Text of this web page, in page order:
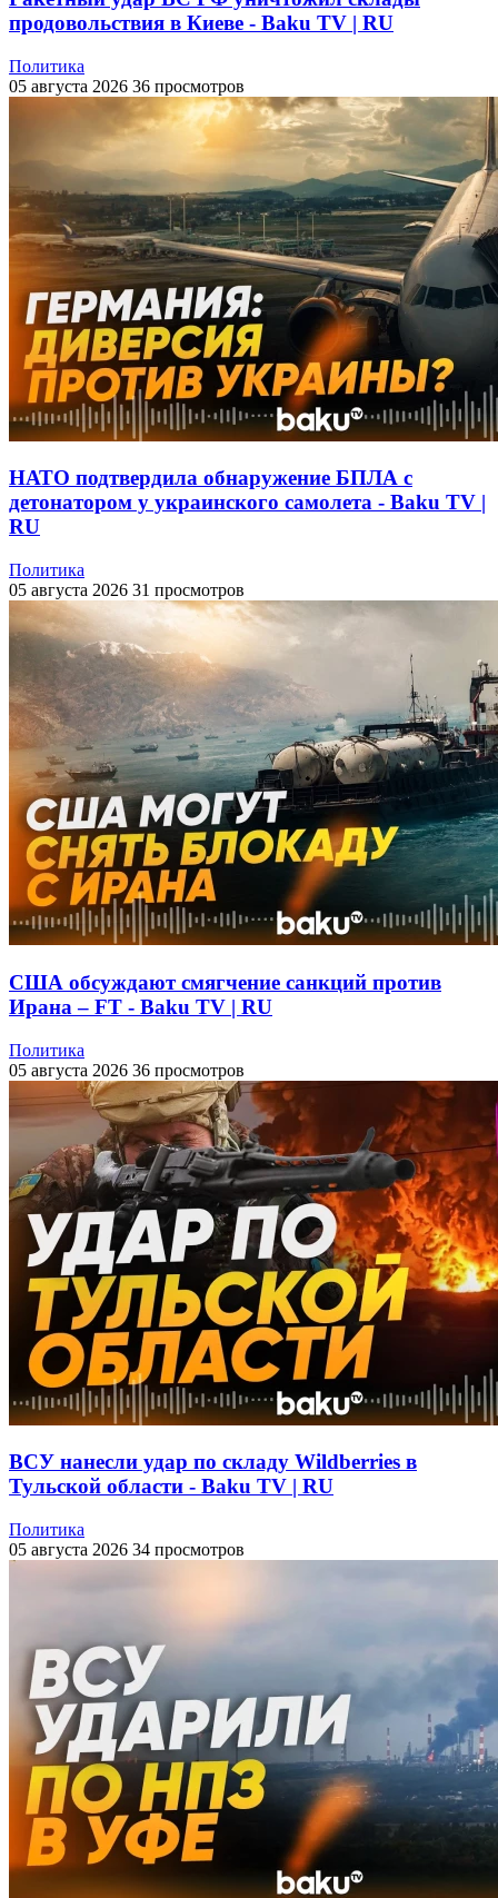
продовольствия в Киеве - Baku TV | RU
Политика
05 августа 2026 36 просмотров
НАТО подтвердила обнаружение БПЛА с
детонатором у украинского самолета - Baku TV |
RU
Политика
05 августа 2026 31 просмотров
США обсуждают смягчение санкций против
Ирана – FT - Baku TV | RU
Политика
05 августа 2026 36 просмотров
ВСУ нанесли удар по складу Wildberries в
Тульской области - Baku TV | RU
Политика
05 августа 2026 34 просмотров